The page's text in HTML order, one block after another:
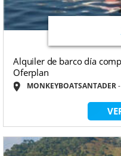
Alquiler de barco día
Oferplan
MONKEYBOATSANTADER